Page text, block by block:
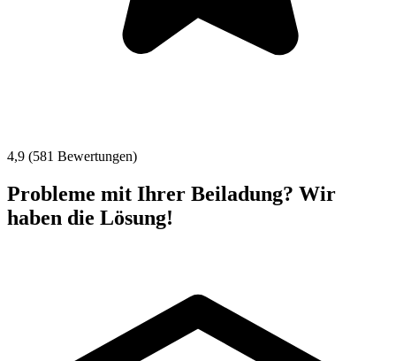
4,9 (581 Bewertungen)
Probleme mit Ihrer Beiladung? Wir
haben die Lösung!